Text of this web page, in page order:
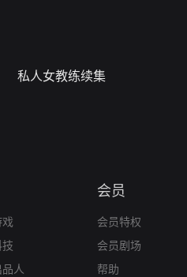
私人女教练续集
戏
技
品人
会员
会员特权
会员剧场
帮助